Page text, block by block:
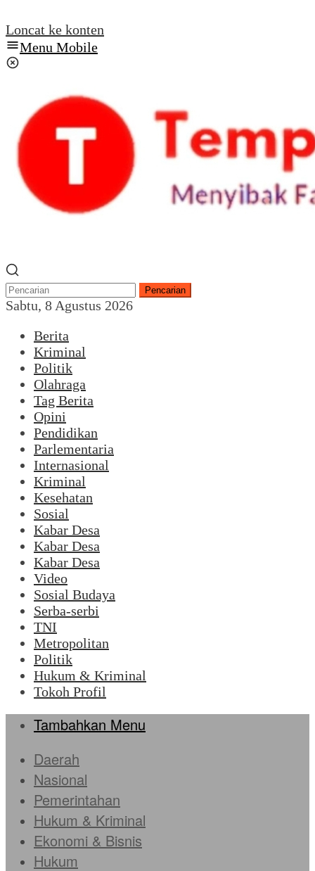
Loncat ke konten
Menu Mobile
Pencarian
Sabtu, 8 Agustus 2026
Berita
Kriminal
Politik
Olahraga
Tag Berita
Opini
Pendidikan
Parlementaria
Internasional
Kriminal
Kesehatan
Sosial
Kabar Desa
Kabar Desa
Kabar Desa
Video
Sosial Budaya
Serba-serbi
TNI
Metropolitan
Politik
Hukum & Kriminal
Tokoh Profil
Tambahkan Menu
Daerah
Nasional
Pemerintahan
Hukum & Kriminal
Ekonomi & Bisnis
Hukum